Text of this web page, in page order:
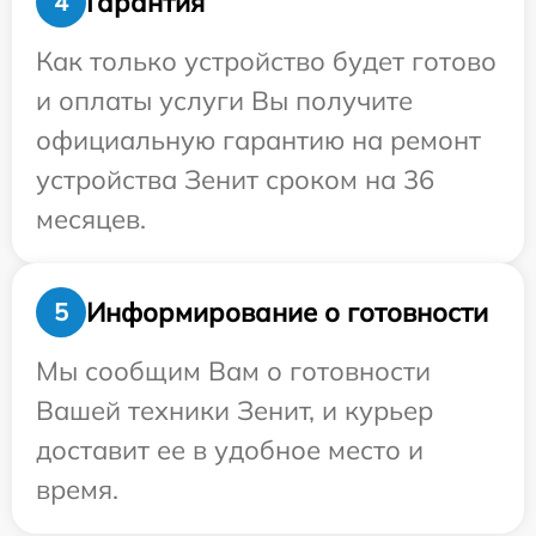
Как только устройство будет готово
и оплаты услуги Вы получите
официальную гарантию на ремонт
устройства Зенит сроком на 36
месяцев.
5
Информирование о готовности
Мы сообщим Вам о готовности
Вашей техники Зенит, и курьер
доставит ее в удобное место и
время.